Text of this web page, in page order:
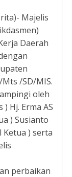
Majelis
Daerah
/SD/MIS.
oleh
Hj. Erma AS
) Susianto
Ketua ) serta
perbaikan